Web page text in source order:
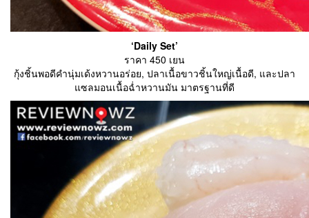
‘Daily Set’
ราคา 450 เยน
กุ้งชิ้นพอดีคำนุ่มเด้งหวานอร่อย, ปลาเนื้อขาวชิ้นใหญ่เนื้อดี, และปลา
แซลมอนเนื้อฉ่ำหวานมัน มาตรฐานที่ดี